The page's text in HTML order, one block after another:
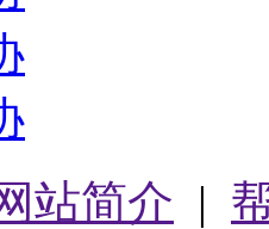
站简介 |